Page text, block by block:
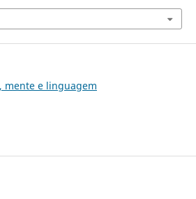
mente e linguagem